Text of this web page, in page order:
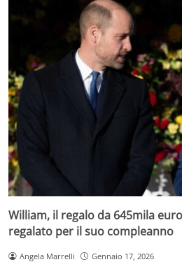
William, il regalo da 645mila
regalato per il suo compleanno
Angela Marrelli Gennaio 17, 2026